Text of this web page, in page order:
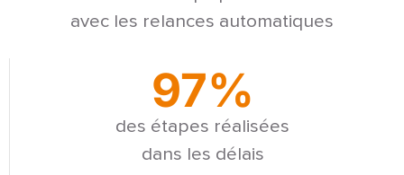
avec les relances automatiques
97%
des étapes réalisées
dans les délais